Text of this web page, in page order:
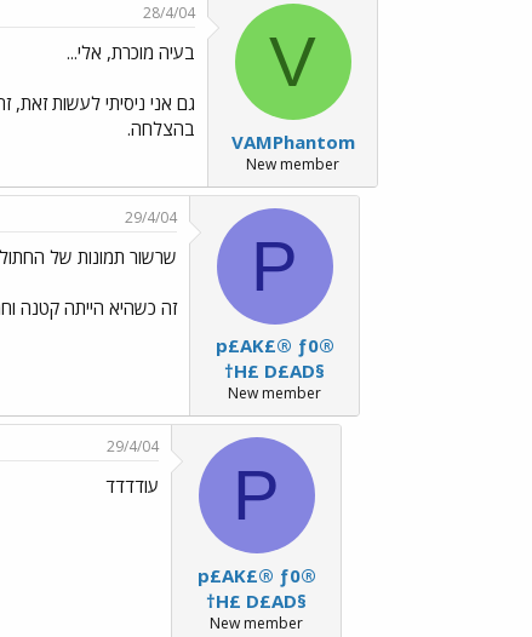
ב
ר
ך
V
VAMPhantom
New member
28/4/04
בעיה מוכרת, אלי...
גם אני ניסיתי לעשות
בהצלחה.
P
p£AK£® ƒ0®
†H£ D£AD§
New member
29/4/04
שרשור תמונות של
זה כשהיא הייתה קטנה
P
p£AK£® ƒ0®
†H£ D£AD§
New member
29/4/04
עודדדד